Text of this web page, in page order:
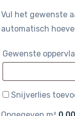
Vul het gewenste
automatisch
Gewenste
Snijverlies